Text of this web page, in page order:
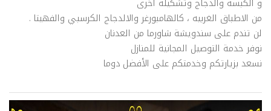
من الاطباق الغربيه ، كالهامبورغر والالدجاج الكرسبي والفهيتا .
لن تندم على سندويشة شاورما من العدنان
نوفر خدمة التوصيل المجانية للمنازل
نسعد بزيارتكم وخدمتكم على الأفضل دوما